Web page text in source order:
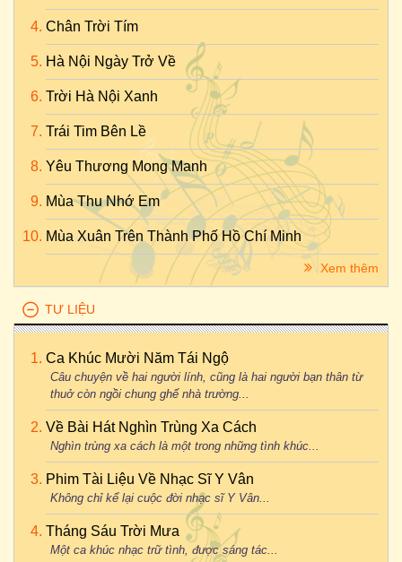
Chân Trời Tím
Hà Nội Ngày Trở Về
Trời Hà Nội Xanh
Trái Tim Bên Lề
Yêu Thương Mong Manh
Mùa Thu Nhớ Em
Mùa Xuân Trên Thành Phố Hồ Chí Minh
Xem thêm
TƯ LIỆU
Ca Khúc Mười Năm Tái Ngộ
Câu chuyện về hai người lính, cũng là hai người bạn thân từ
thuở còn ngồi chung ghế nhà trường...
Về Bài Hát Nghìn Trùng Xa Cách
Nghìn trùng xa cách là một trong những tình khúc...
Phim Tài Liệu Về Nhạc Sĩ Y Vân
Không chỉ kể lại cuộc đời nhạc sĩ Y Vân...
Tháng Sáu Trời Mưa
Một ca khúc nhạc trữ tình, được sáng tác...